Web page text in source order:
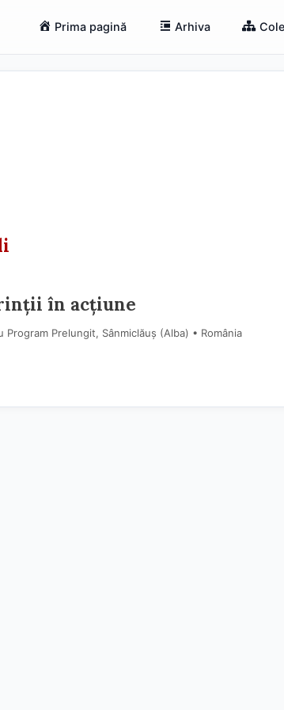
Prima pagină Arhiva
în acțiune
Prelungit, Sânmiclăuș (Alba) • România